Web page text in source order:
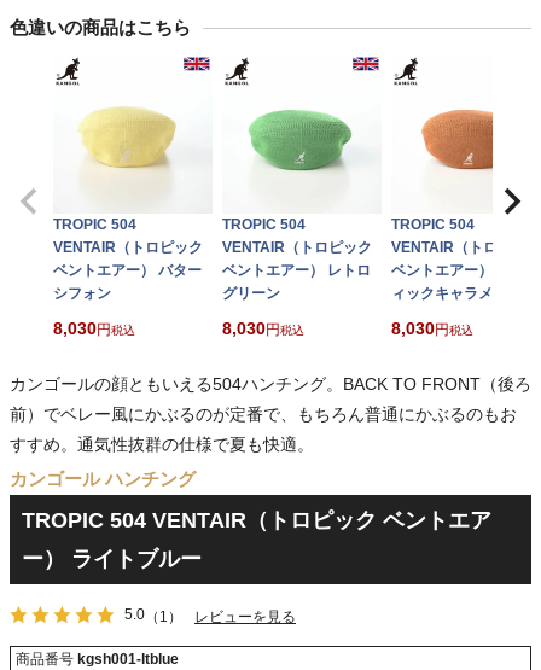
色違いの商品はこちら
TROPIC 504
VENTAIR（トロピック
ベントエアー） バター
シフォン
8,030 税込
TROPIC 504
VENTAIR（トロピック
ベントエアー） レトロ
グリーン
8,030 税込
TROPIC 504
VENTAIR（トロピック
ベントエアー） ラステ
ィックキャラメル
8,030 税込
カンゴールの顔ともいえる504ハンチング。BACK TO FRONT（後ろ
前）でベレー風にかぶるのが定番で、もちろん普通にかぶるのもお
すすめ。通気性抜群の仕様で夏も快適。
カンゴール ハンチング
TROPIC 504 VENTAIR（トロピック ベントエア
ー） ライトブルー
5.0 （1） レビューを見る
商品番号 kgsh001-ltblue